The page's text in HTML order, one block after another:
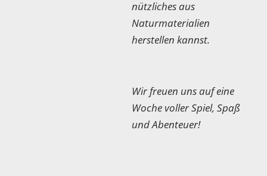
nützliches aus
Naturmaterialien
herstellen kannst.
Wir freuen uns auf eine
Woche voller Spiel, Spaß
und Abenteuer!